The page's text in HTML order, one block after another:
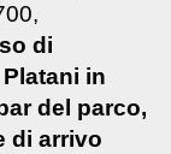
di
in
del parco,
di arrivo